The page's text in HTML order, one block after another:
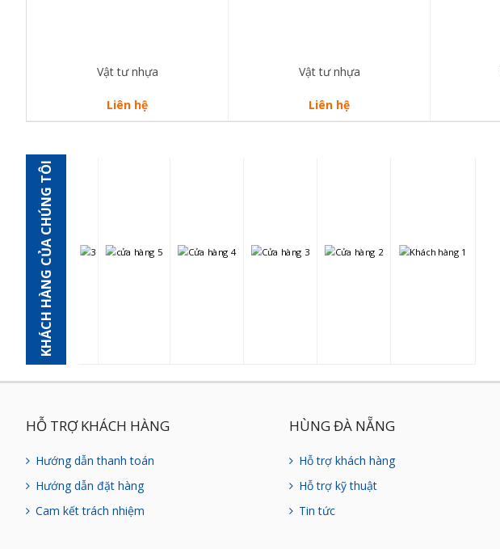
Vật tư nhựa
Liên hệ
Vật tư nhựa
Liên hệ
KHÁCH HÀNG CỦA CHÚNG TÔI
HỖ TRỢ KHÁCH HÀNG
Hướng dẫn thanh toán
Hướng dẫn đặt hàng
Cam kết trách nhiệm
HÙNG ĐÀ NẴNG
Hỗ trợ khách hàng
Hỗ trợ kỹ thuật
Tin tức